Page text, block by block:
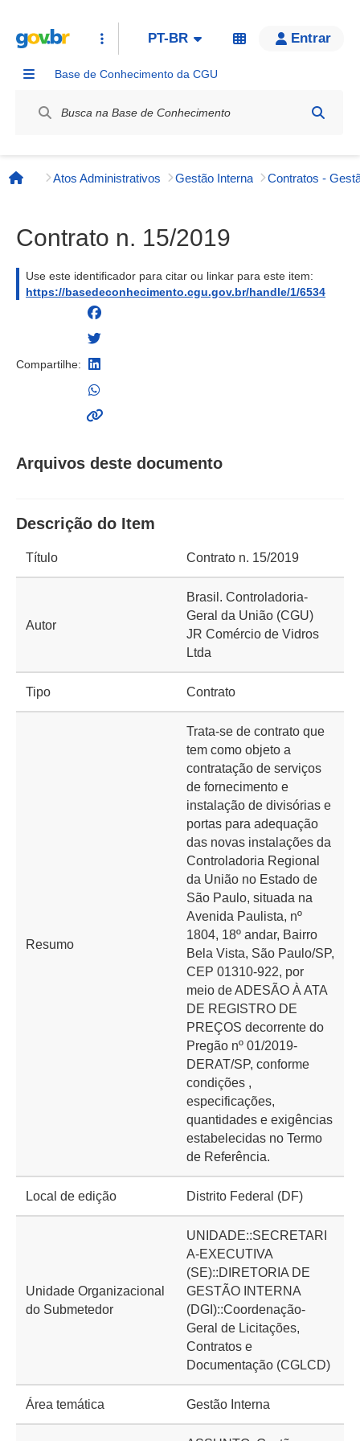
PT-BR Entrar
Base de Conhecimento da CGU
Página inicial
Atos Administrativos Gestão Interna Contratos -
Contrato n. 15/2019
Use este identificador para citar ou linkar para este item:
https://basedeconhecimento.cgu.gov.br/handle/1/6534
Compartilhe:
Arquivos deste documento
Descrição do Item
Título Contrato n. 15/2019
Autor
Brasil. Controladoria-
Geral da União (CGU)
JR Comércio de Vidros
Ltda
Tipo Contrato
Resumo
Trata-se de contrato que
tem como objeto a
contratação de serviços
de fornecimento e
instalação de divisórias e
portas para adequação
das novas instalações da
Controladoria Regional
da União no Estado de
São Paulo, situada na
Avenida Paulista, nº
1804, 18º andar, Bairro
Bela Vista, São Paulo/SP,
CEP 01310-922, por
meio de ADESÃO À ATA
DE REGISTRO DE
PREÇOS decorrente do
Pregão nº 01/2019-
DERAT/SP, conforme
condições ,
especificações,
quantidades e exigências
estabelecidas no Termo
de Referência.
Local de edição Distrito Federal (DF)
Unidade Organizacional
do Submetedor
UNIDADE::SECRETARI
A-EXECUTIVA
(SE)::DIRETORIA DE
GESTÃO INTERNA
(DGI)::Coordenação-
Geral de Licitações,
Contratos e
Documentação (CGLCD)
Área temática Gestão Interna